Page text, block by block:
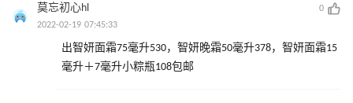
莫忘初心hl
0
2022-02-19 07:45:33
出智妍面霜75毫升530，智妍晚霜50毫升378，智妍面霜15
毫升＋7毫升小粽瓶108包邮